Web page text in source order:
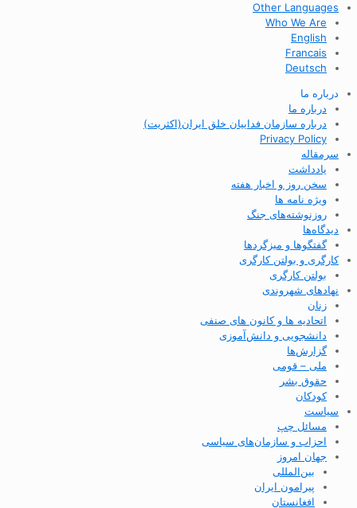
Other Languages
Who We Are
English
Francais
Deutsch
درباره ما
درباره ما
درباره سازمان فداییان خلق ایران(اکثریت)
Privacy Policy
سرمقاله
یادداشت
سخن روز و اخبار هفته
ویژه نامه ها
روزنوشته‌های جنگ
دیدگاه‌ها
گفتگوها و میزگردها
کارگری و بولتن کارگری
بولتن کارگری
نهادهای شهروندی
زنان
اتحادیه ها و کانون های صنفی
دانشجویی و دانش‌آموزی
گزارش‌ها
ملی – قومی
حقوق بشر
کودکان
سیاست
مسائل چپ
احزاب و سازمان‌های سیاسی
جهان امروز
بین‌المللی
پیرامون ایران
افغانستان